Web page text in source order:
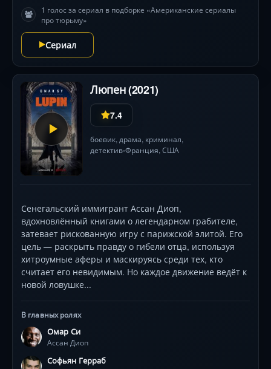
1 голос за сериал в подборке «Американские сериалы
про тюрьму»
Сериал
Люпен (2021)
7.4
боевик, драма, криминал,
детектив•Франция, США
Сенегальский иммигрант Ассан Диоп,
вдохновлённый книгами о легендарном грабителе,
затевает рискованную игру с парижской элитой. Его
цель — раскрыть правду о гибели отца, используя
хитроумные аферы и маскируясь среди тех, кто
считает его невидимым. Но каждое движение ведёт к
новой ловушке...
В главных ролях
Омар Си
Ассан Диоп
Софьян Герраб